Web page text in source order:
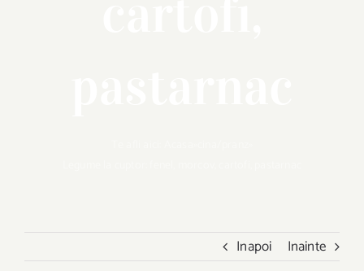
Inapoi Inainte